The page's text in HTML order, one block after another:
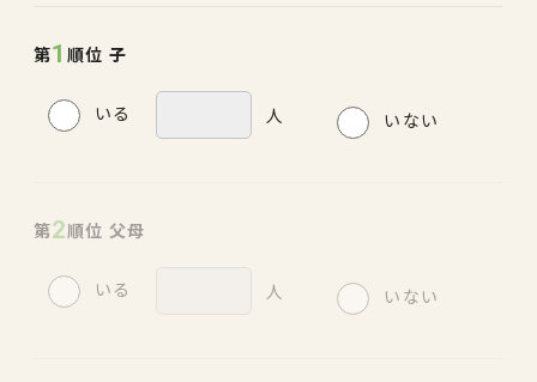
第1 順位 子
いる 人 いない
第2順位 父母
いる 人 いない